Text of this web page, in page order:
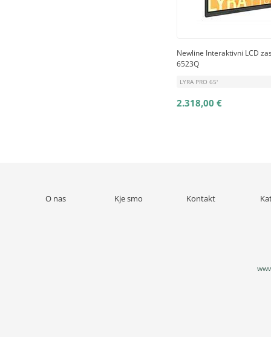
Newline Interaktivni LCD
6523Q
LYRA PRO 65'
2.318,00 €
O nas Kje smo Kontakt